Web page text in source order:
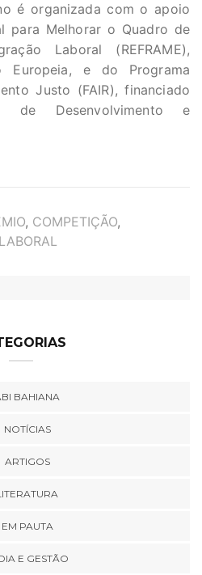
é organizada com o apoio
para Melhorar o Quadro de
Laboral (REFRAME),
Europeia, e do Programa
Justo (FAIR), financiado
de Desenvolvimento e
, COMPETIÇÃO,
BAHIANA
NOTÍCIAS
ARTIGOS
EM PAUTA
E GESTÃO